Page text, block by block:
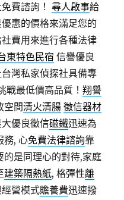
免費諮詢！尋人啟事給
惠的價格來滿足您的
費用來進行各種法律
東特色民宿 信譽優良
灣私家偵探社具備專
戰最低價高品質！翔譽
空間清火清腸 徵信器材
優良徵信磁鐵迅速為
務, 心免費法律諮詢靠
的是同理心的對待,家庭
建築隔熱紙, 格彈性離
營模式贍養費迅速撥